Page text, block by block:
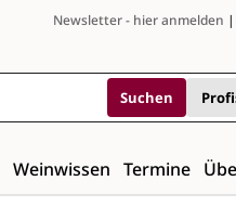
Newsletter - hier anmelden |
Suchen
Weinwissen Termine